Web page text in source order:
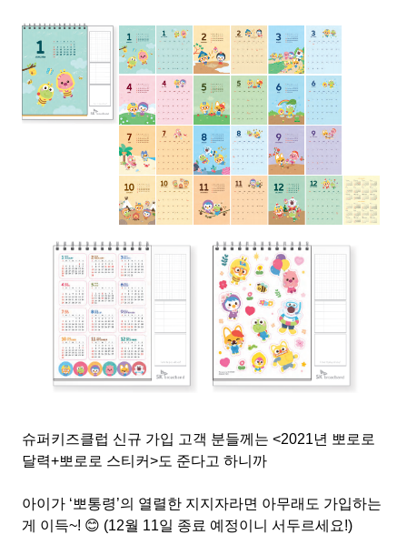
슈퍼키즈클럽 신규 가입 고객 분들께는 <2021년 뽀로로
달력+뽀로로 스티커>도 준다고 하니까
아이가 ‘뽀통령’의 열렬한 지지자라면 아무래도 가입하는
게 이득~! 😊 (12월 11일 종료 예정이니 서두르세요!)